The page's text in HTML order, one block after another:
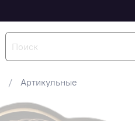
Артикульные